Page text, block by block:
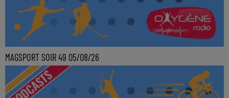
MAGSPORT SOIR 49 05/08/26